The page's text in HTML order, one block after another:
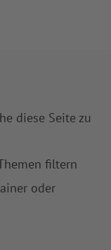
diese Seite zu
filtern
oder